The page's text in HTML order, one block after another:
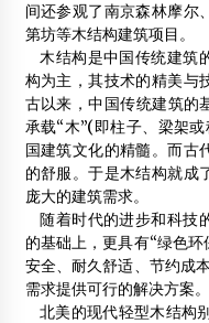
2014
中国现代木结构技术研究院（
开
2017年9月3日
维也纳计
农民历时数月自制木结构直升机
2012年5月16日
间还参观了南京森林摩尔
第坊等木结构建筑项目。
木结构是中国传统建筑
构为主，其技术的精美与
古以来，中国传统建筑的
承载“木”(即柱子、梁架
国建筑文化的精髓。而古
的舒服。于是木结构就成
庞大的建筑需求。
随着时代的进步和科技
的基础上，更具有“绿色
安全、耐久舒适、节约成
需求提供可行的解决方案。
北美的现代轻型木结构